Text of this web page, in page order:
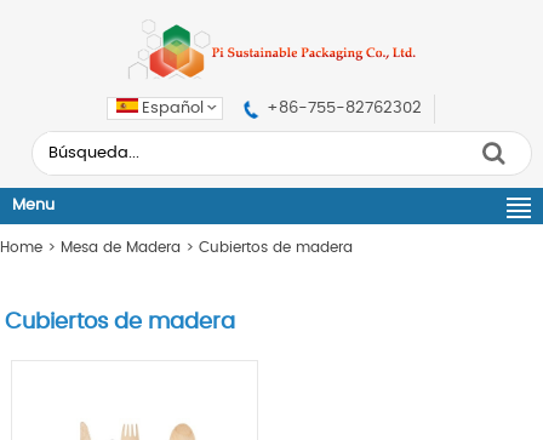
Español +86-755-82762302
Menu
Home > Mesa de Madera > Cubiertos de madera
Cubiertos de madera